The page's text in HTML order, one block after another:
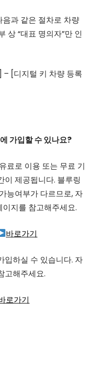
과 같은 절차로 차량
상 “대표 명의자”만 인
– [디지털 키 차량 등록
가입할 수 있나요?
료로 이용 또는 무료 기
이 제공됩니다. 블루링
능여부가 다르므로, 자
지를 참고해주세요.
바로가기
입하실 수 있습니다. 자
고해주세요.
로가기